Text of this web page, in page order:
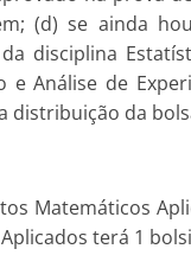
(d) se ainda
disciplina
Análise de
da
Matemáticos
terá 1